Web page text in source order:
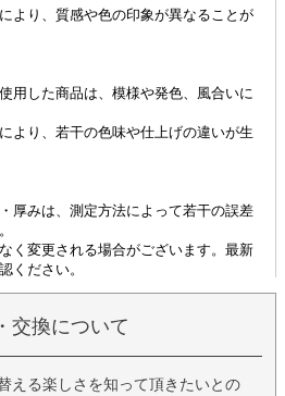
交換について
える楽しさを知って頂きたいとの